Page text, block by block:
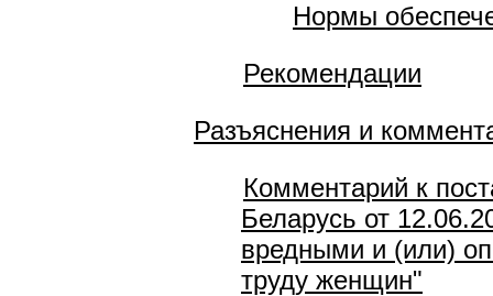
Нормы
Рекомендации
Разъяснения и
Комментарий к
Беларусь от
вредными и (или)
труду женщин"